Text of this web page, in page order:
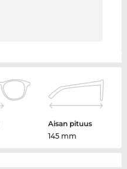
Aisan pituus
145 mm